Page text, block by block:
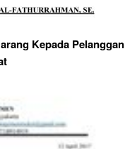
Kepada Pelanggan